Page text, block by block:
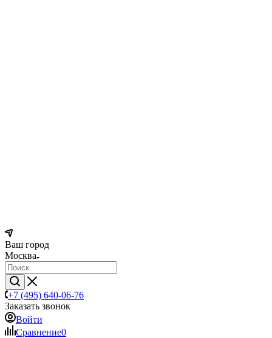
Ваш город
Москва
+7 (495) 640-06-76
Заказать звонок
Войти
Сравнение0